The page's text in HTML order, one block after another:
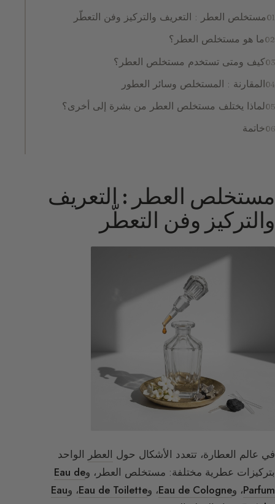
مستخلص العطر : التعريف والتركيز وفن التعطّر
ما هو مستخلص العطر؟
كيف ومتى تستخدم مستخلص العطر؟
المقارنة : المستخلص وسائر العطور
لماذا يختلف مستخلص العطر من بشرة إلى أخرى؟
خاتمة
مستخلص العطر : التعريف
والتركيز وفن التعطّر
في عالم العطارة، تتعدد الأشكال حول العطر الواحد
بتركيزات عطرية مختلفة: مستخلص العطر، وEau de
Parfum، وEau de Cologne، وEau de Toilette، وEau